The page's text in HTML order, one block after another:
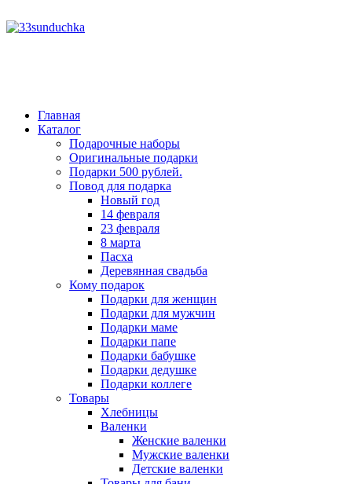
Главная
Каталог
Подарочные наборы
Оригинальные подарки
Подарки 500 рублей.
Повод для подарка
Новый год
14 февраля
23 февраля
8 марта
Пасха
Деревянная свадьба
Кому подарок
Подарки для женщин
Подарки для мужчин
Подарки маме
Подарки папе
Подарки бабушке
Подарки дедушке
Подарки коллеге
Товары
Хлебницы
Валенки
Женские валенки
Мужские валенки
Детские валенки